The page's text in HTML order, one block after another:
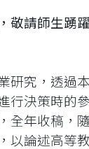
敬請師生踴
研究，透過
行決策時的
全年收稿，
論述高等